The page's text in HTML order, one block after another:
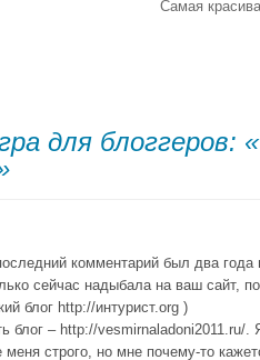
Самая
для блоггеров:
комментарий был два года
сейчас надыбала на ваш сайт,
блог http://интурист.org )
блог – http://vesmirnaladoni2011.ru/
меня строго, но мне почему-то